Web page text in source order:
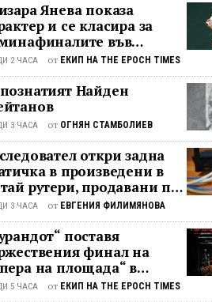
Янева показа
и се класира за
във
след впечатляващ
2 ЧАСА от ЕКИП НА THE EPOCH TIMES
Найден
3 ЧАСА от ОГНЯН СТАМБОЛИЕВ
откри задна
в произведени в
рутери, продавани по
свят
3 ЧАСА от ЕВГЕНИЯ ФИЛИМЯНОВА
поставя
финал на
на площада“ в
5 ЧАСА от ЕКИП НА THE EPOCH TIMES